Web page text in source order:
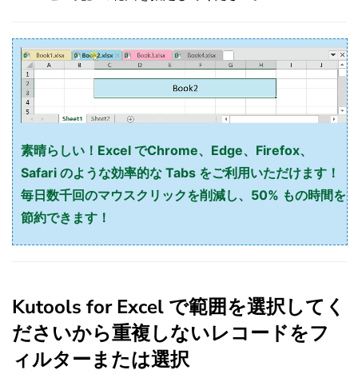
素晴らしい！Excel でChrome、Edge、Firefox、
Safari のような効率的な Tabs をご利用いただけます！
毎日数千回のマウスクリックを削減し、50% もの時間を
節約できます！
Kutools for Excel で範囲を選択してく
ださいから重複しないレコードをフ
ィルターまたは選択